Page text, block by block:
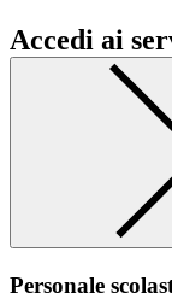
Accedi ai
Personale